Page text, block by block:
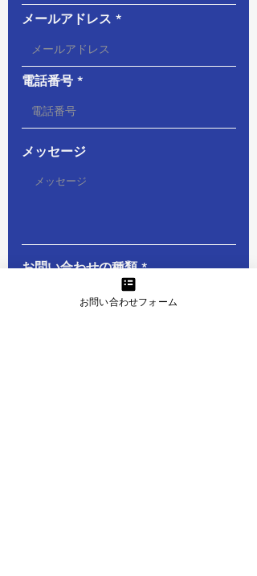
メールアドレス
電話番号
メッセージ
お問い合わせの種類 *必
目
個別キャリア相談
英文履歴書の添削
お問い合わせフォーム